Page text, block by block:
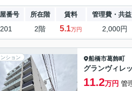
番号 所在階 賃料 管理費・共
201 2階 5.1万円 2,000円
ション 船橋市葛飾町
グランヴィレ
11.2万円 管